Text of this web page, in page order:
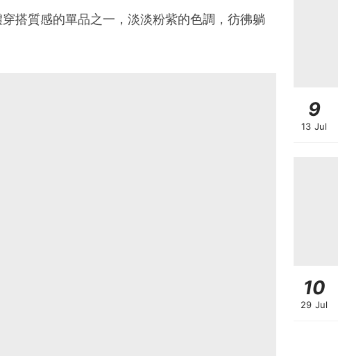
搭質感的單品之一，淡淡粉紫的色調，彷彿躺
9
13 Jul
10
29 Jul